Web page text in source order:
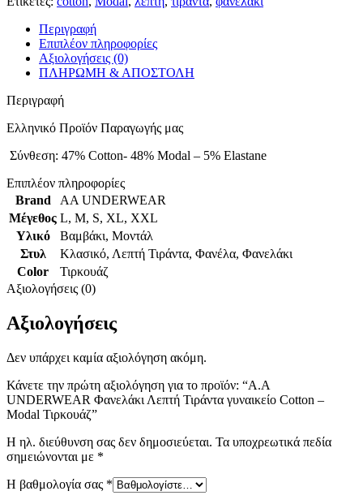
Περιγραφή
Επιπλέον πληροφορίες
Αξιολογήσεις (0)
ΠΛΗΡΩΜΗ & ΑΠΟΣΤΟΛΗ
Περιγραφή
Ελληνικό Προϊόν Παραγωγής μας
Σύνθεση: 47% Cotton- 48% Modal – 5% Elastane
Επιπλέον πληροφορίες
Brand
AA UNDERWEAR
Μέγεθος L, M, S, XL, XXL
Υλικό
Βαμβάκι, Μοντάλ
Στυλ
Κλασικό, Λεπτή Τιράντα, Φανέλα, Φανελάκι
Color
Τιρκουάζ
Αξιολογήσεις (0)
Αξιολογήσεις
Δεν υπάρχει καμία αξιολόγηση ακόμη.
Κάνετε την πρώτη αξιολόγηση για το προϊόν: “Α.A
UNDERWEAR Φανελάκι Λεπτή Τιράντα γυναικείο Cotton –
Modal Τιρκουάζ”
Η ηλ. διεύθυνση σας δεν δημοσιεύεται. Τα υποχρεωτικά πεδία
σημειώνονται με *
Η βαθμολογία σας *